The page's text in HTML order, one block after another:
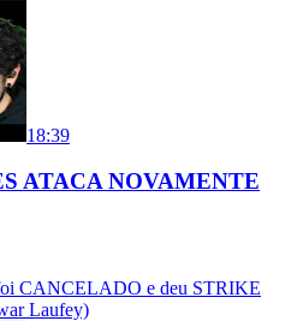
18:39
ATACA NOVAMENTE
CANCELADO e deu STRIKE
Laufey)